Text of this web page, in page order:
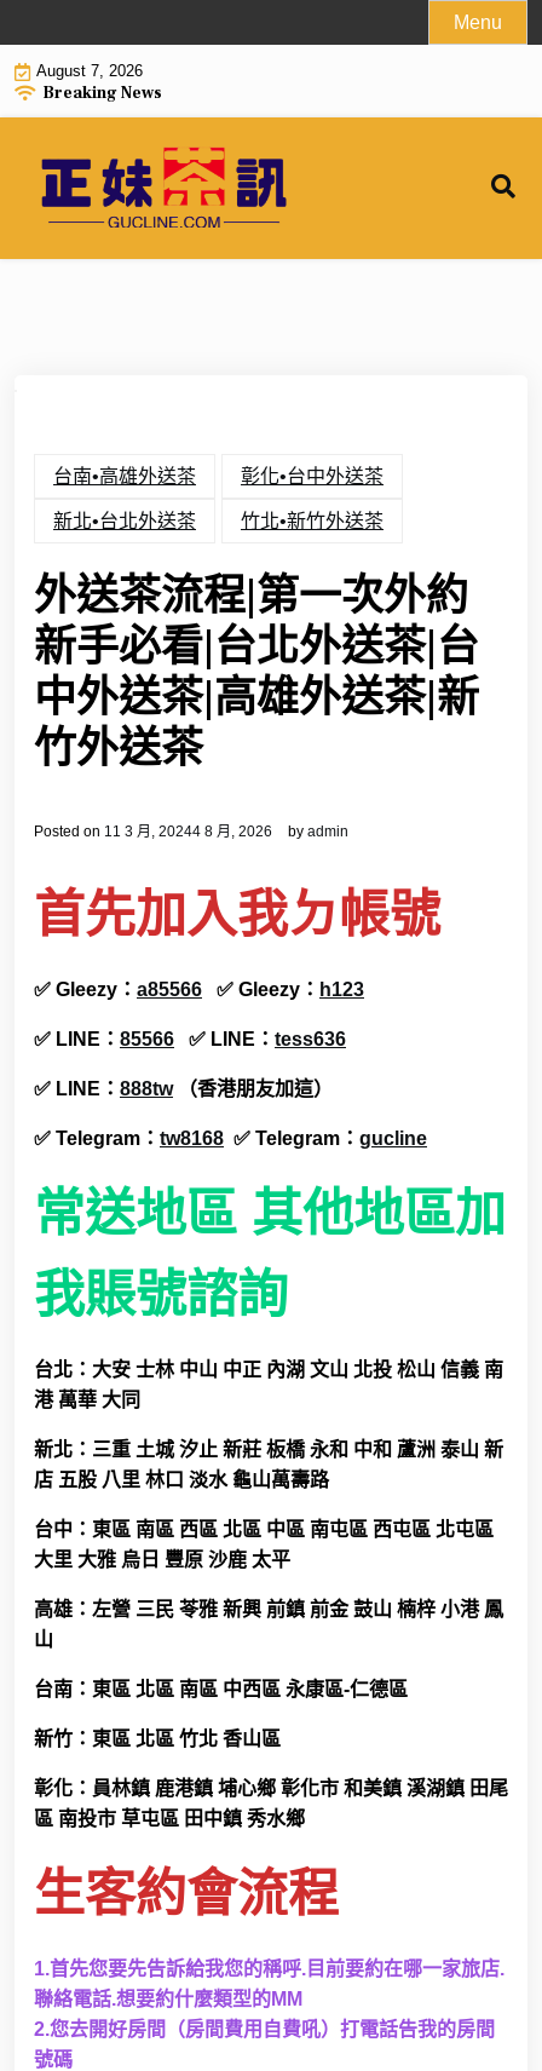
to
content
Menu
August 7, 2026
Breaking News
台南•高雄外送茶 彰化•台中外送茶
新北•台北外送茶 竹北•新竹外送茶
外送茶流程|第一次外約
新手必看|台北外送茶|台
中外送茶|高雄外送茶|新
竹外送茶
Posted on 11 3 月, 20244 8 月, 2026 by admin
首先加入我ㄉ帳號
✅ Gleezy： a85566 ✅ Gleezy： h123
✅ LINE ： 85566 ✅ LINE ： tess636
✅ LINE ： 888tw（香港朋友加這）
✅ Telegram ： tw8168 ✅ Telegram ： gucline
常送地區 其他地區加
我賬號諮詢
台北 ： 大安 士林 中山 中正 內湖 文山 北投 松山 信義 南
港 萬華 大同
新北 ： 三重 土城 汐止 新莊 板橋 永和 中和 蘆洲 泰山 新
店 五股 八里 林口 淡水 龜山萬壽路
台中：東區 南區 西區 北區 中區 南屯區 西屯區 北屯區
大里 大雅 烏日 豐原 沙鹿 太平
高雄：左營 三民 苓雅 新興 前鎮 前金 鼓山 楠梓 小港 鳳
山
台南 ： 東區 北區 南區 中西區 永康區-仁德區
新竹 ： 東區 北區 竹北 香山區
彰化：員林鎮 鹿港鎮 埔心鄉 彰化市 和美鎮 溪湖鎮 田尾
區 南投市 草屯區 田中鎮 秀水鄉
生客約會流程
1.首先您要先告訴給我您的稱呼.目前要約在哪一家旅店.
聯絡電話.想要約什麼類型的MM
2.您去開好房間（房間費用自費吼）打電話告我的房間
號碼